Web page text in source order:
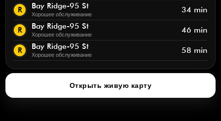
R Bay Ridge-95 St
Хорошее обслуживание 34 min
R Bay Ridge-95 St
Хорошее обслуживание 46 min
R Bay Ridge-95 St
Хорошее обслуживание 58 min
Открыть живую карту